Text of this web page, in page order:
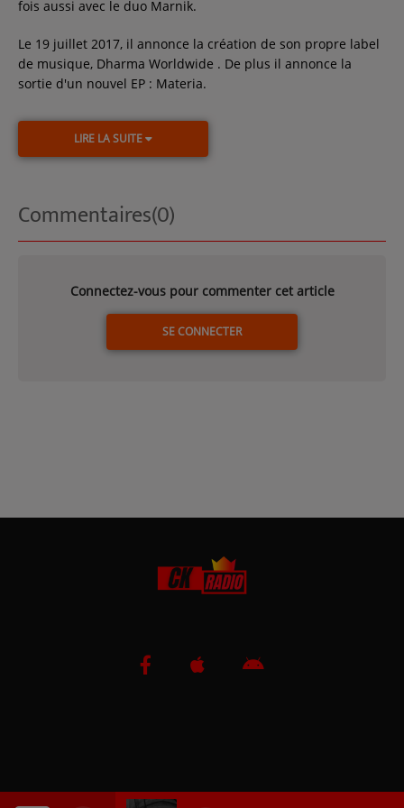
fois aussi avec le duo Marnik.
Le 19 juillet 2017, il annonce la création de son propre label
de musique, Dharma Worldwide . De plus il annonce la
sortie d'un nouvel EP : Materia.
LIRE LA SUITE
Commentaires(0)
Connectez-vous pour commenter cet article
SE CONNECTER